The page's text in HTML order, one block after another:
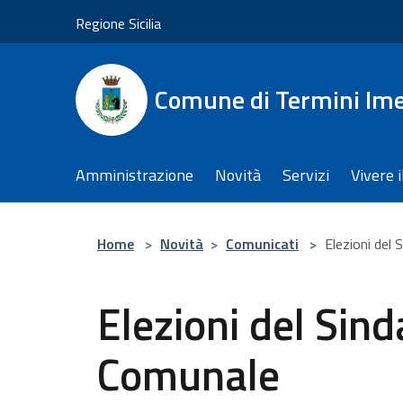
Regione Sicilia
Comune di Termini
Amministrazione Novità Servizi Vivere
Home > Novità > Comunicati > Elezioni del
Elezioni del
Comunale